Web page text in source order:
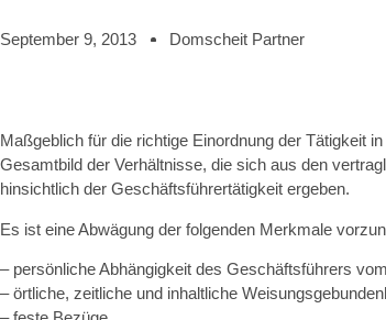
September 9, 2013 Domscheit Partner
Maßgeblich für die richtige Einordnung der Tätigkeit
Gesamtbild der Verhältnisse, die sich aus den
hinsichtlich der Geschäftsführertätigkeit ergeben.
Es ist eine Abwägung der folgenden Merkmale
– persönliche Abhängigkeit des Geschäftsführers
– örtliche, zeitliche und inhaltliche